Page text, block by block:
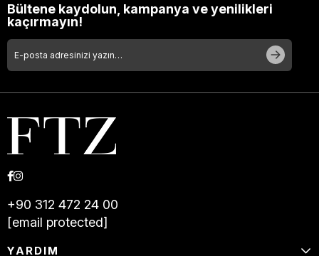
Bültene kaydolun, kampanya ve yenilikleri
kaçırmayın!
+90 312 472 24 00
[email protected]
YARDIM